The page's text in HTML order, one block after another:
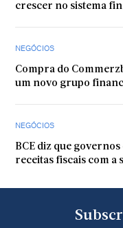
crescer no sistema
NEGÓCIOS
Compra do
um novo grupo
NEGÓCIOS
BCE diz que
receitas fiscais com a